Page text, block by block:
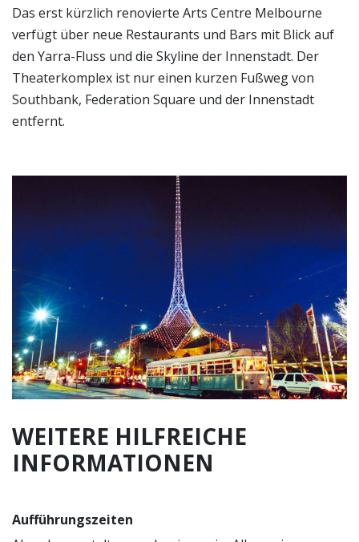
Das erst kürzlich renovierte Arts Centre Melbourne
verfügt über neue Restaurants und Bars mit Blick auf
den Yarra-Fluss und die Skyline der Innenstadt. Der
Theaterkomplex ist nur einen kurzen Fußweg von
Southbank, Federation Square und der Innenstadt
entfernt.
WEITERE HILFREICHE
INFORMATIONEN
Aufführungszeiten